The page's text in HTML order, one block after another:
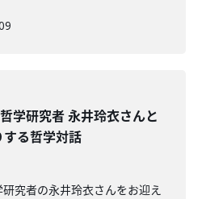
学研究者 永井玲衣さんと
する哲学対話
究者の永井玲衣さんをお迎え